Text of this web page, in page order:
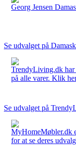
Georg Jensen
Se udvalget på
TrendyLiving.dk har
på alle varer. Klik
Se udvalget på
MyHomeMøbler.dk
for at se deres